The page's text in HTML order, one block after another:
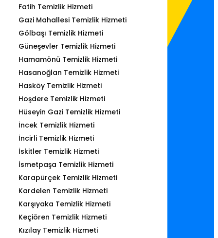
Fatih Temizlik Hizmeti
Gazi Mahallesi Temizlik Hizmeti
Gölbaşı Temizlik Hizmeti
Güneşevler Temizlik Hizmeti
Hamamönü Temizlik Hizmeti
Hasanoğlan Temizlik Hizmeti
Hasköy Temizlik Hizmeti
Hoşdere Temizlik Hizmeti
Hüseyin Gazi Temizlik Hizmeti
İncek Temizlik Hizmeti
İncirli Temizlik Hizmeti
İskitler Temizlik Hizmeti
İsmetpaşa Temizlik Hizmeti
Karapürçek Temizlik Hizmeti
Kardelen Temizlik Hizmeti
Karşıyaka Temizlik Hizmeti
Keçiören Temizlik Hizmeti
Kızılay Temizlik Hizmeti